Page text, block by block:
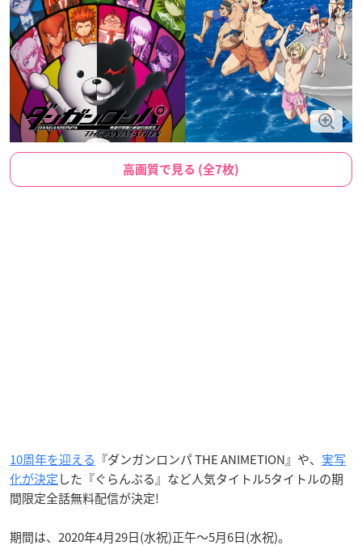
高画質で見る (全7枚)
10周年を迎える 『ダンガンロンパ THE ANIMETION』や、 実写
化が決定した『ぐらんぶる』など人気タイトル5タイトルの期
間限定全話無料配信が決定!
期間は、2020年4月29日(水祝)正午〜5月6日(水祝)。